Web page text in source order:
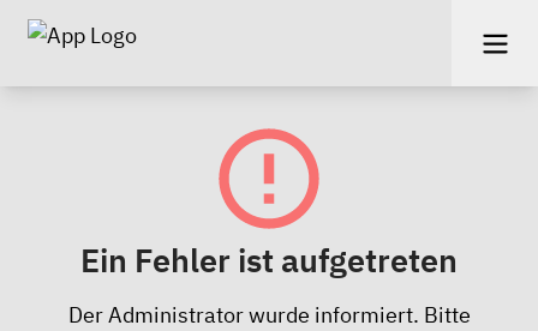
Ein Fehler ist aufgetreten
Der Administrator wurde informiert. Bitte